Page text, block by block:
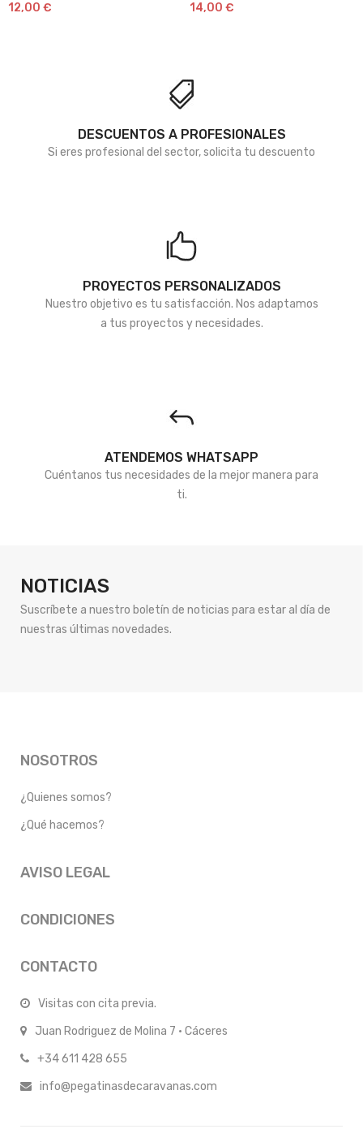
12,00 €
14,00 €
DESCUENTOS A PROFESIONALES
Si eres profesional del sector, solicita tu descuento
PROYECTOS PERSONALIZADOS
Nuestro objetivo es tu satisfacción. Nos adaptamos
a tus proyectos y necesidades.
ATENDEMOS WHATSAPP
Cuéntanos tus necesidades de la mejor manera para
ti.
NOTICIAS
Suscríbete a nuestro boletín de noticias para estar al día de
nuestras últimas novedades.
NOSOTROS
¿Quienes somos?
¿Qué hacemos?
AVISO LEGAL
CONDICIONES
CONTACTO
Visitas con cita previa.
Juan Rodriguez de Molina 7 · Cáceres
+34 611 428 655
info@pegatinasdecaravanas.com